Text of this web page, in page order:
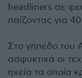
headliners σε
παίζοντας για
Στο γήπεδο του
ασφυκτικά οι
ηχεία τα οποία